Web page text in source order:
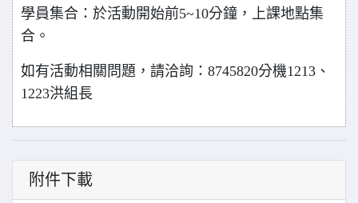
學員集合：於活動開始前5~10分鐘，上課地點集
合。
如有活動相關問題，請洽詢：8745820分機1213、
1223洪組長
附件下載